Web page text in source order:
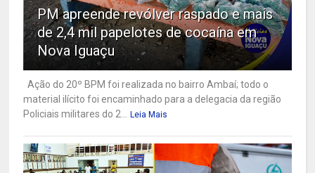
PM apreende revólver raspado e mais
de 2,4 mil papelotes de cocaína em
Nova Iguaçu
Ação do 20º BPM foi realizada no bairro Ambaí; todo o
material ilícito foi encaminhado para a delegacia da região
Policiais militares do 2...
Leia Mais